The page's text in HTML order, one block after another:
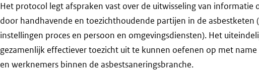
Het protocol legt afspraken vast over de uitwisseling van informatie
door handhavende en toezichthoudende partijen in de asbestketen
instellingen proces en persoon en omgevingsdiensten). Het
gezamenlijk effectiever toezicht uit te kunnen oefenen op met
en werknemers binnen de asbestsaneringsbranche.